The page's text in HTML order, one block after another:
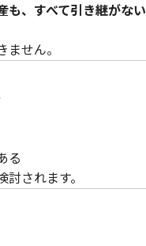
も、すべて引き継がない
せん。
る
されます。